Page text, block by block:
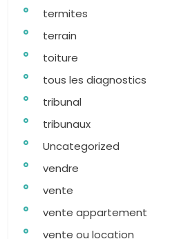
termites
terrain
toiture
tous les diagnostics
tribunal
tribunaux
Uncategorized
vendre
vente
vente appartement
vente ou location